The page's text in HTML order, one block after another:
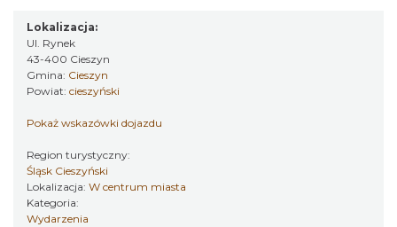
Cieszyn
Lokalizacja:
Ul. Rynek
43-400 Cieszyn
Gmina: Cieszyn
Powiat: cieszyński
Pokaż wskazówki dojazdu
Region turystyczny:
Śląsk Cieszyński
Lokalizacja: W centrum miasta
Kategoria:
Wydarzenia